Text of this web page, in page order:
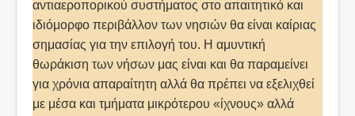
αντιαεροπορικού συστήματος στο απαιτητικό και
ιδιόμορφο περιβάλλον των νησιών θα είναι καίριας
σημασίας για την επιλογή του. Η αμυντική
θωράκιση των νήσων μας είναι και θα παραμείνει
για χρόνια απαραίτητη αλλά θα πρέπει να εξελιχθεί
με μέσα και τμήματα μικρότερου «ίχνους» αλλά